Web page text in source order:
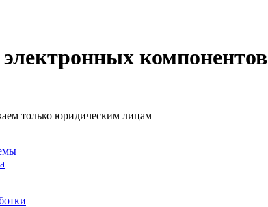
компонентов
только юридическим лицам